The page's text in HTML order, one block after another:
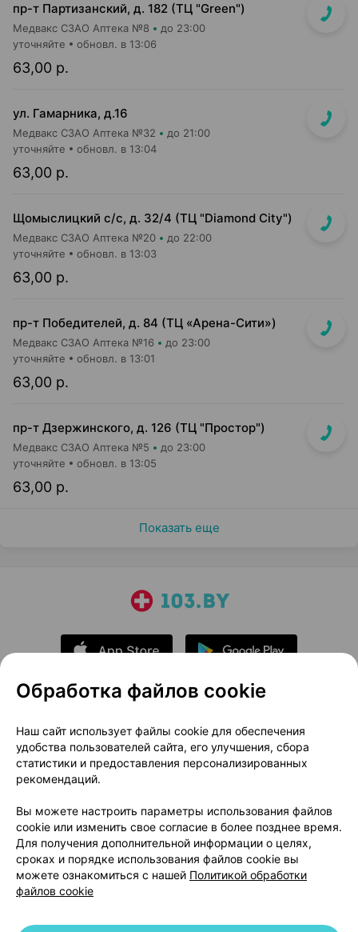
пр-т Партизанский, д. 182 (ТЦ "Green")
Медвакс СЗАО Аптека №8 до 23:00
63,00 р.
уточняйте обновл. в 13:06
ул. Гамарника, д.16
Медвакс СЗАО Аптека №32 до 21:00
63,00 р.
уточняйте обновл. в 13:04
Щомыслицкий с/с, д. 32/4 (ТЦ "Diamond City")
Медвакс СЗАО Аптека №20 до 22:00
63,00 р.
уточняйте обновл. в 13:03
пр-т Победителей, д. 84 (ТЦ «Арена-Сити»)
Медвакс СЗАО Аптека №16 до 23:00
63,00 р.
уточняйте обновл. в 13:01
пр-т Дзержинского, д. 126 (ТЦ "Простор")
Медвакс СЗАО Аптека №5 до 23:00
63,00 р.
уточняйте обновл. в 13:05
Показать еще
О проекте
Новости проекта
Размещение рекламы
Медицинский маркетинг
Публичный договор
Доставка
Способы оплаты
Вакансии
Партнеры
Написать руководителю 103.by
Написать в поддержку
Персональные настройки Cookie
Обработка файлов cookie
Наш сайт использует файлы cookie для обеспечения
удобства пользователей сайта, его улучшения, сбора
статистики и предоставления персонализированных
рекомендаций.
Вы можете настроить параметры использования файлов
cookie или изменить свое согласие в более позднее время.
Для получения дополнительной информации о целях,
сроках и порядке использования файлов cookie вы
можете ознакомиться с нашей Политикой обработки
файлов cookie